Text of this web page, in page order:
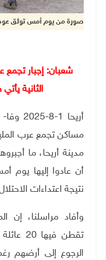
صورة من يوم أمس توثق
شعبان: إجبار تجمع
الثانية
أريحا
مساكن تجمع عرب
مدينة أريحا، ما
أن عادوا إليها يوم
نتيجة اعتداءات
تقطن
الرجوع إلى أرضهم